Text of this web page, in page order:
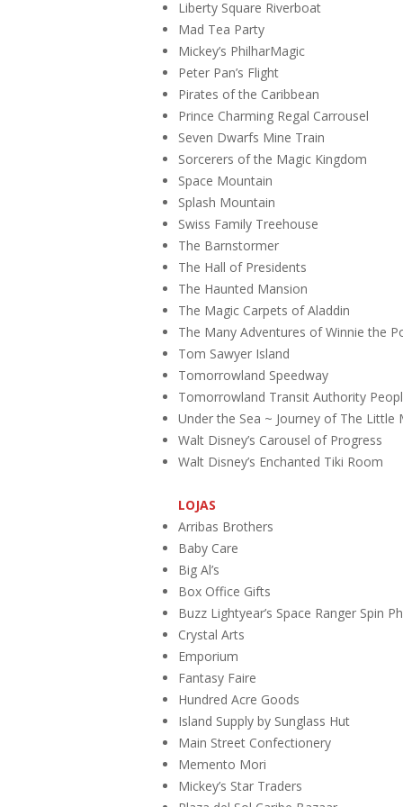
Liberty Square Riverboat
Mad Tea Party
Mickey’s PhilharMagic
Peter Pan’s Flight
Pirates of the Caribbean
Prince Charming Regal Carrousel
Seven Dwarfs Mine Train
Sorcerers of the Magic Kingdom
Space Mountain
Splash Mountain
Swiss Family Treehouse
The Barnstormer
The Hall of Presidents
The Haunted Mansion
The Magic Carpets of Aladdin
The Many Adventures of Winnie the
Tom Sawyer Island
Tomorrowland Speedway
Tomorrowland Transit Authority
Under the Sea ~ Journey of The Little
Walt Disney’s Carousel of Progress
Walt Disney’s Enchanted Tiki Room
LOJAS
Arribas Brothers
Baby Care
Big Al’s
Box Office Gifts
Buzz Lightyear’s Space Ranger Spin
Crystal Arts
Emporium
Fantasy Faire
Hundred Acre Goods
Island Supply by Sunglass Hut
Main Street Confectionery
Memento Mori
Mickey’s Star Traders